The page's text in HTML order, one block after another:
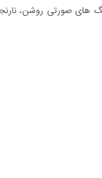
صورتی روشن،